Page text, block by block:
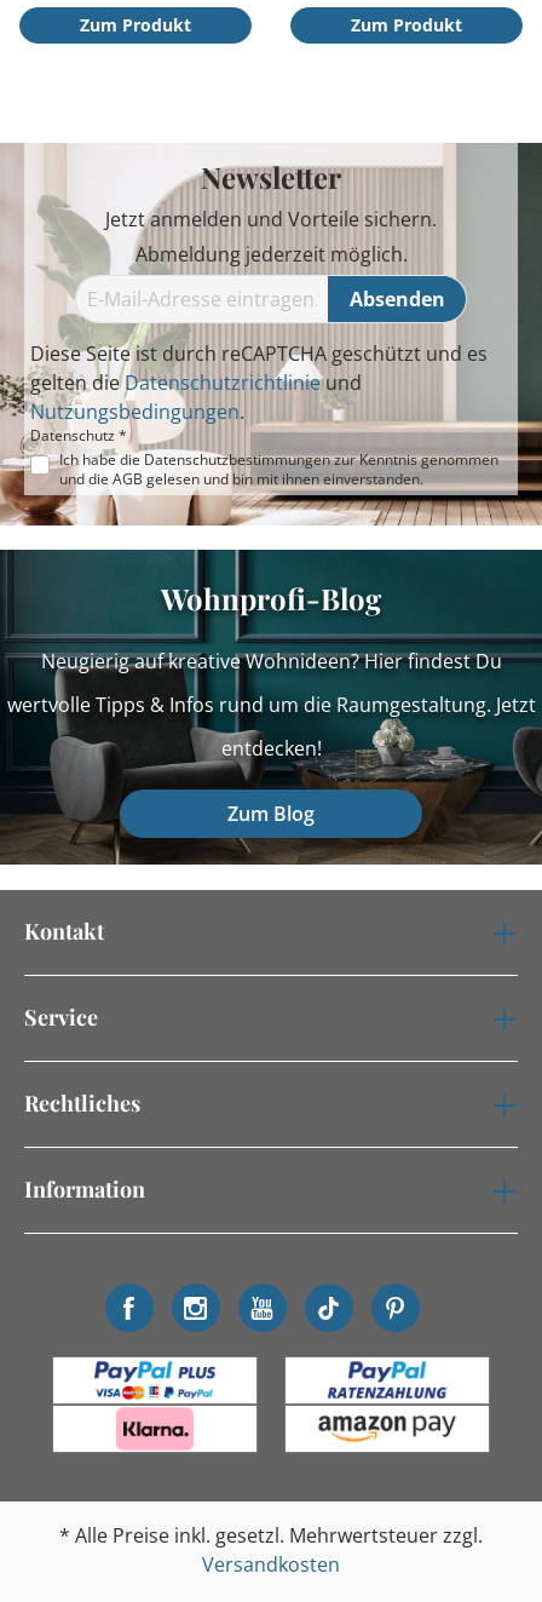
Zum Produkt Zum Produkt
Newsletter
Jetzt anmelden und Vorteile sichern.
Abmeldung jederzeit möglich.
Absenden
Diese Seite ist durch reCAPTCHA geschützt und es
gelten dieDatenschutzrichtlinieund
Nutzungsbedingungen.
Datenschutz *
Ich habe die Datenschutzbestimmungenzur Kenntnis genommen
und die AGB gelesen und bin mit ihnen einverstanden.
Wohnprofi-Blog
Neugierig auf kreative Wohnideen? Hier findest Du
wertvolle Tipps & Infos rund um die Raumgestaltung. Jetzt
entdecken!
Zum Blog
Kontakt
Service
Rechtliches
Information
* Alle Preise inkl. gesetzl. Mehrwertsteuer zzgl.
Versandkosten